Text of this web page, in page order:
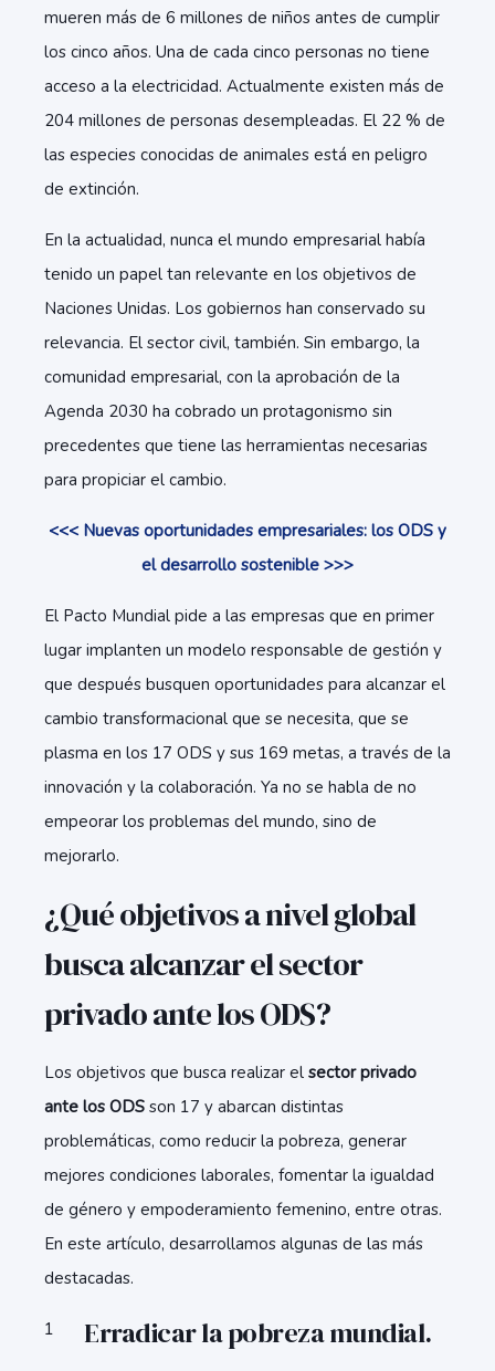
mueren más de 6 millones de niños antes de cumplir
los cinco años. Una de cada cinco personas no tiene
acceso a la electricidad. Actualmente existen más de
204 millones de personas desempleadas. El 22 % de
las especies conocidas de animales está en peligro
de extinción.
En la actualidad, nunca el mundo empresarial había
tenido un papel tan relevante en los objetivos de
Naciones Unidas. Los gobiernos han conservado su
relevancia. El sector civil, también. Sin embargo, la
comunidad empresarial, con la aprobación de la
Agenda 2030 ha cobrado un protagonismo sin
precedentes que tiene las herramientas necesarias
para propiciar el cambio.
<<< Nuevas oportunidades empresariales: los ODS y
el desarrollo sostenible >>>
El Pacto Mundial pide a las empresas que en primer
lugar implanten un modelo responsable de gestión y
que después busquen oportunidades para alcanzar el
cambio transformacional que se necesita, que se
plasma en los 17 ODS y sus 169 metas, a través de la
innovación y la colaboración. Ya no se habla de no
empeorar los problemas del mundo, sino de
mejorarlo.
¿Qué objetivos a nivel global
busca alcanzar el sector
privado ante los ODS?
Los objetivos que busca realizar el sector privado
ante los ODS son 17 y abarcan distintas
problemáticas, como reducir la pobreza, generar
mejores condiciones laborales, fomentar la igualdad
de género y empoderamiento femenino, entre otras.
En este artículo, desarrollamos algunas de las más
destacadas.
Erradicar la pobreza mundial.